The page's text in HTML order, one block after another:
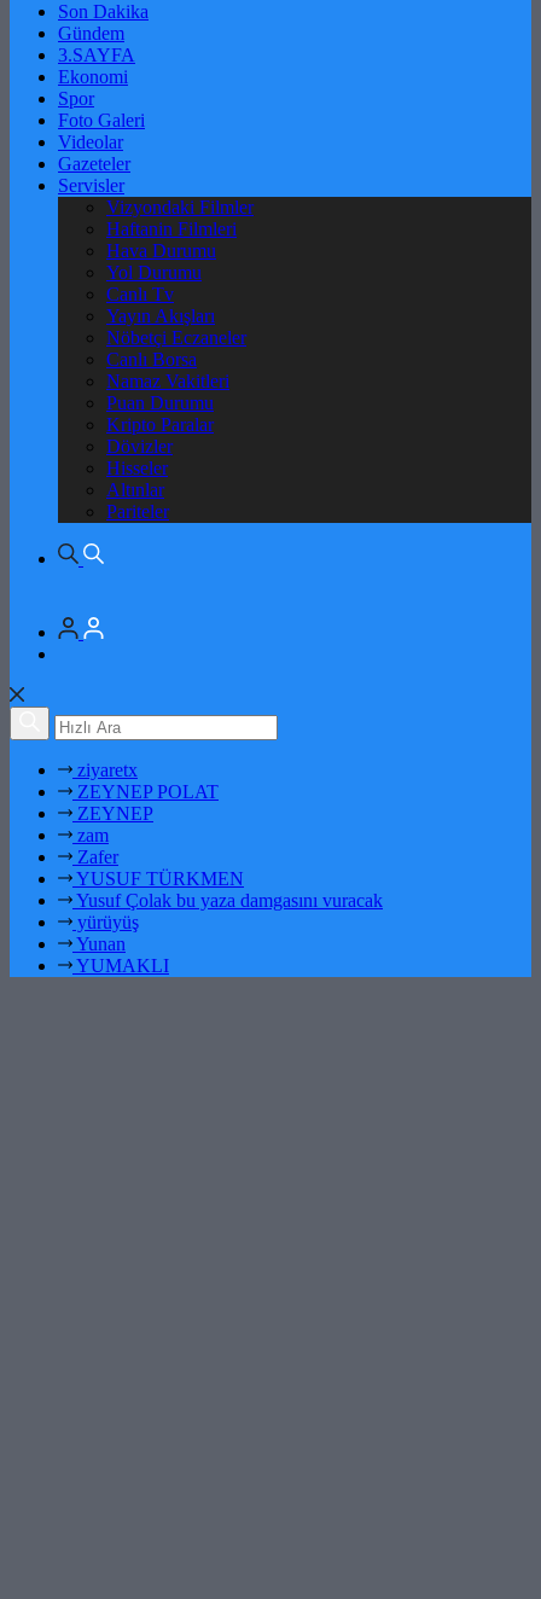
Son Dakika
Gündem
3.SAYFA
Ekonomi
Spor
Foto Galeri
Videolar
Gazeteler
Servisler
Vizyondaki Filmler
Haftanin Filmleri
Hava Durumu
Yol Durumu
Canlı Tv
Yayın Akışları
Nöbetçi Eczaneler
Canlı Borsa
Namaz Vakitleri
Puan Durumu
Kripto Paralar
Dövizler
Hisseler
Altınlar
Pariteler
ziyaretx
ZEYNEP POLAT
ZEYNEP
zam
Zafer
YUSUF TÜRKMEN
Yusuf Çolak bu yaza damgasını vuracak
yürüyüş
Yunan
YUMAKLI